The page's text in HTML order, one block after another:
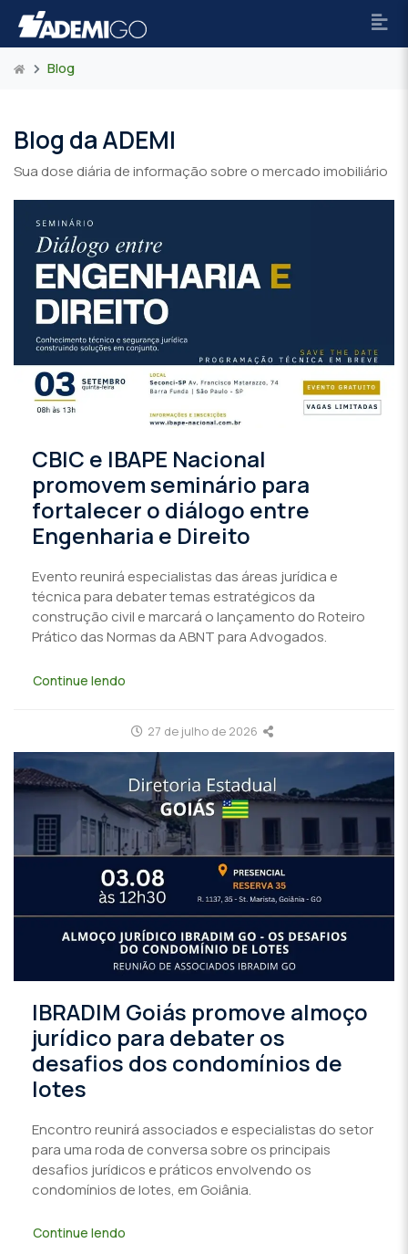
Blog
Blog da ADEMI
Sua dose diária de informação sobre o mercado imobiliário
CBIC e IBAPE Nacional
promovem seminário para
fortalecer o diálogo entre
Engenharia e Direito
Evento reunirá especialistas das áreas jurídica e
técnica para debater temas estratégicos da
construção civil e marcará o lançamento do Roteiro
Prático das Normas da ABNT para Advogados.
Continue lendo
27 de julho de 2026
IBRADIM Goiás promove almoço
jurídico para debater os
desafios dos condomínios de
lotes
Encontro reunirá associados e especialistas do setor
para uma roda de conversa sobre os principais
desafios jurídicos e práticos envolvendo os
condomínios de lotes, em Goiânia.
Continue lendo